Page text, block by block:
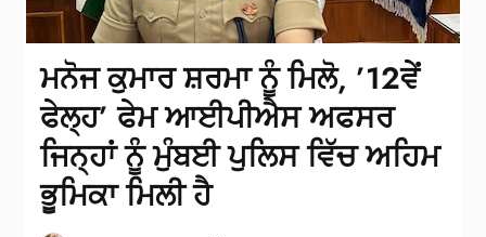
ਮਨੋਜ ਕੁਮਾਰ ਸ਼ਰਮਾ ਨੂੰ ਮਿਲੋ, ’12ਵੇਂ
ਫੇਲ੍ਹ’ ਫੇਮ ਆਈਪੀਐਸ ਅਫਸਰ
ਜਿਨ੍ਹਾਂ ਨੂੰ ਮੁੰਬਈ ਪੁਲਿਸ ਵਿੱਚ ਅਹਿਮ
ਭੂਮਿਕਾ ਮਿਲੀ ਹੈ